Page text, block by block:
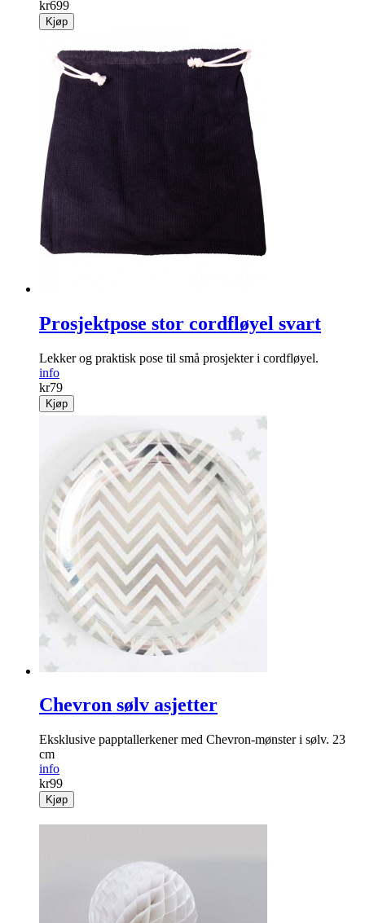
kr699
Kjøp
Prosjektpose stor cordfløyel svart
Lekker og praktisk pose til små prosjekter i cordfløyel.
info
kr79
Kjøp
Chevron sølv asjetter
Eksklusive papptallerkener med Chevron-mønster i sølv. 23
cm
info
kr99
Kjøp